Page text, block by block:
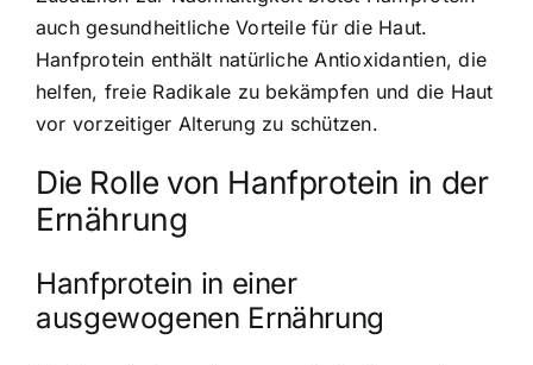
auch gesundheitliche Vorteile für die Haut.
Hanfprotein enthält natürliche Antioxidantien, die
helfen, freie Radikale zu bekämpfen und die Haut
vor vorzeitiger Alterung zu schützen.
Die Rolle von Hanfprotein in der
Ernährung
Hanfprotein in einer
ausgewogenen Ernährung